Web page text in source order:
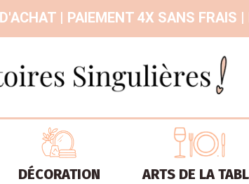
| PAIEMENT 4X SANS FRAIS |
DÉCORATION ARTS DE LA